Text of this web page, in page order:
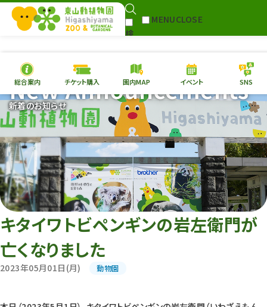
検
MENUCLOSE
本日の開園情報 チケ
園内MAP イベント
総合案内
動物園 植物園
再生プラン
東山動植物園
への支援
環境教育
総合案内 チケット購入 園内MAP イベント SNS
新着のお知らせ
New Announcements
キタイワトビペンギンの岩左衛門が
亡くなりました
2023年05月01日(月) 動物園